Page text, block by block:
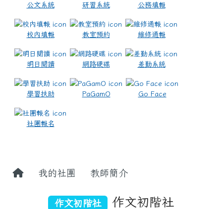
公文系統 研習系統 公務填報
校內填報 教室預約 維修通報
明日閱讀 網路硬碟 差勤系統
學習扶助 PaGamO Go Face
社團報名
我的社團 教師簡介
作文初階社 作文初階社